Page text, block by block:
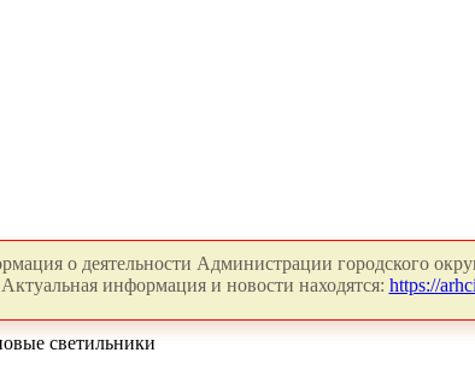
о деятельности Администрации городского
Актуальная информация и новости находятся: https://
светильники